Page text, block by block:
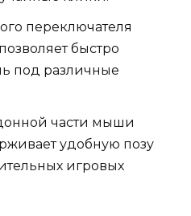
переключателя
быстро
под различные
части мыши
удобную позу
игровых